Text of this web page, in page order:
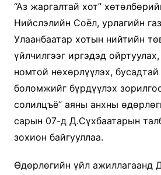
“Аз жаргалтай хот”
Нийслэлийн Соёл, урлагийн
Улаанбаатар хотын нийтийн
үйлчилгээг иргэдэд
номтой нөхөрлүүлэх,
боломжийг бүрдүүлэх
солилцъё” аяны анхны
сарын 07-д Д.Сүхбаатарын
зохион байгууллаа.
Өдөрлөгийн үйл ажиллагаанд